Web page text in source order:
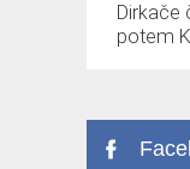
Dirkače
potem